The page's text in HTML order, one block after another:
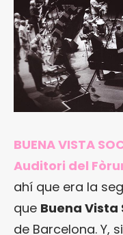
BUENA VISTA
Auditori del
ahí que era la
que Buena Vista
de Barcelona. Y,